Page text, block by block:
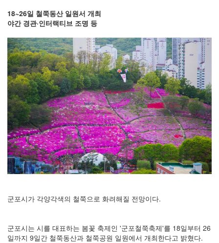
18~26일 철쭉동산 일원서 개최
야간 경관·인터랙티브 조명 등
군포시가 각양각색의 철쭉으로 화려해질 전망이다.
군포시는 시를 대표하는 봄꽃 축제인 '군포철쭉축제'를 18일부터 26
일까지 9일간 철쭉동산과 철쭉공원 일원에서 개최한다고 밝혔다.